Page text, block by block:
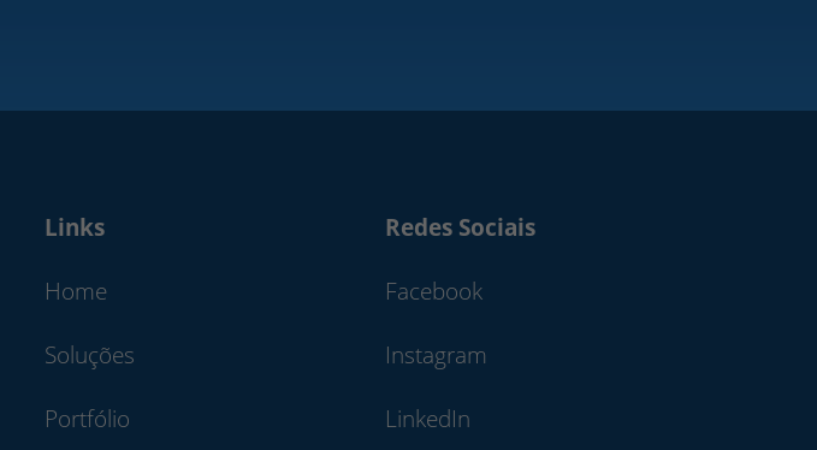
Links
Home
Soluções
Portfólio
Redes Sociais
Facebook
Instagram
LinkedIn